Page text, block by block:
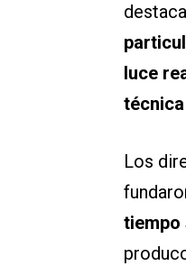
luce
Los
tiempo